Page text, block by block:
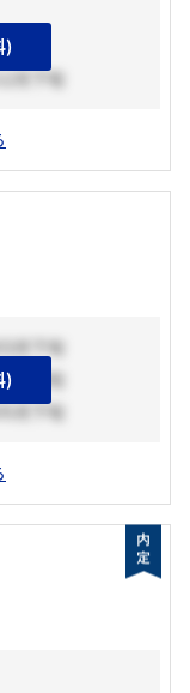
月下旬
)
月下旬
月中旬
月下旬
)